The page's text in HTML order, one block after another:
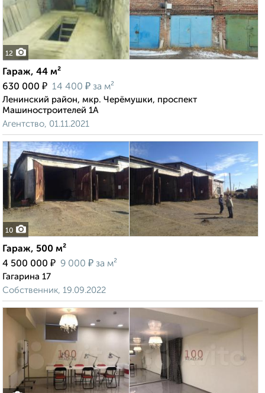
12
Гараж, 44 м²
630 000 ₽ 14 400 ₽ за м²
Ленинский район, мкр. Черёмушки, проспект
Машиностроителей 1А
Агентство, 01.11.2021
10
Гараж, 500 м²
4 500 000 ₽ 9 000 ₽ за м²
Гагарина 17
Собственник, 19.09.2022